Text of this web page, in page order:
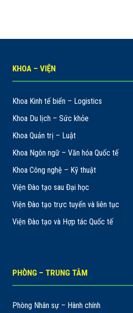
KHOA – VIỆN
Khoa Kinh tế biển – Logistics
Khoa Du lịch – Sức khỏe
Khoa Quản trị – Luật
Khoa Ngôn ngữ – Văn hóa Quốc tế
Khoa Công nghệ – Kỹ thuật
Viện Đào tạo sau Đại học
Viện Đào tạo trực tuyến và liên tục
Viện Đào tạo và Hợp tác Quốc tế
PHÒNG – TRUNG TÂM
Phòng Nhân sự – Hành chính